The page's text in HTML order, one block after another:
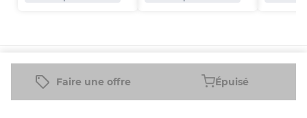
Faire une offre Épuisé
Plateforme
Entreprise